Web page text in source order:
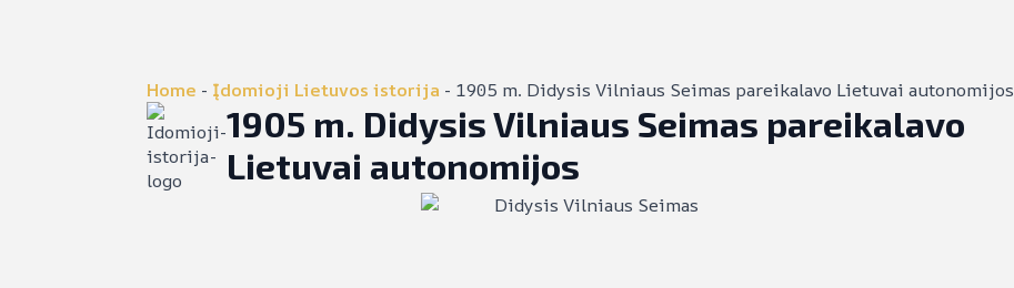
Home - Įdomioji Lietuvos istorija - 1905 m. Didysis Vilniaus Seimas pareikalavo Lietuvai autonomijos
1905 m. Didysis Vilniaus Seimas pareikalavo
Lietuvai autonomijos